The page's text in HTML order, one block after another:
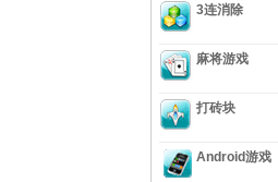
3连消除
麻将游戏
打砖块
Android游戏